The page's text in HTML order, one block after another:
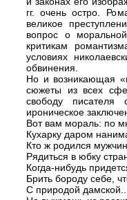
гг. очень остро.
великое
вопрос о
критикам
условиях
обвинения.
Но и возникающая
сюжеты из всех
свободу писателя
ироническое
Вот вам мораль: по
Кухарку даром
Кто ж родился
Рядиться в юбку
Когда-нибудь
Брить бороду себе,
С природой